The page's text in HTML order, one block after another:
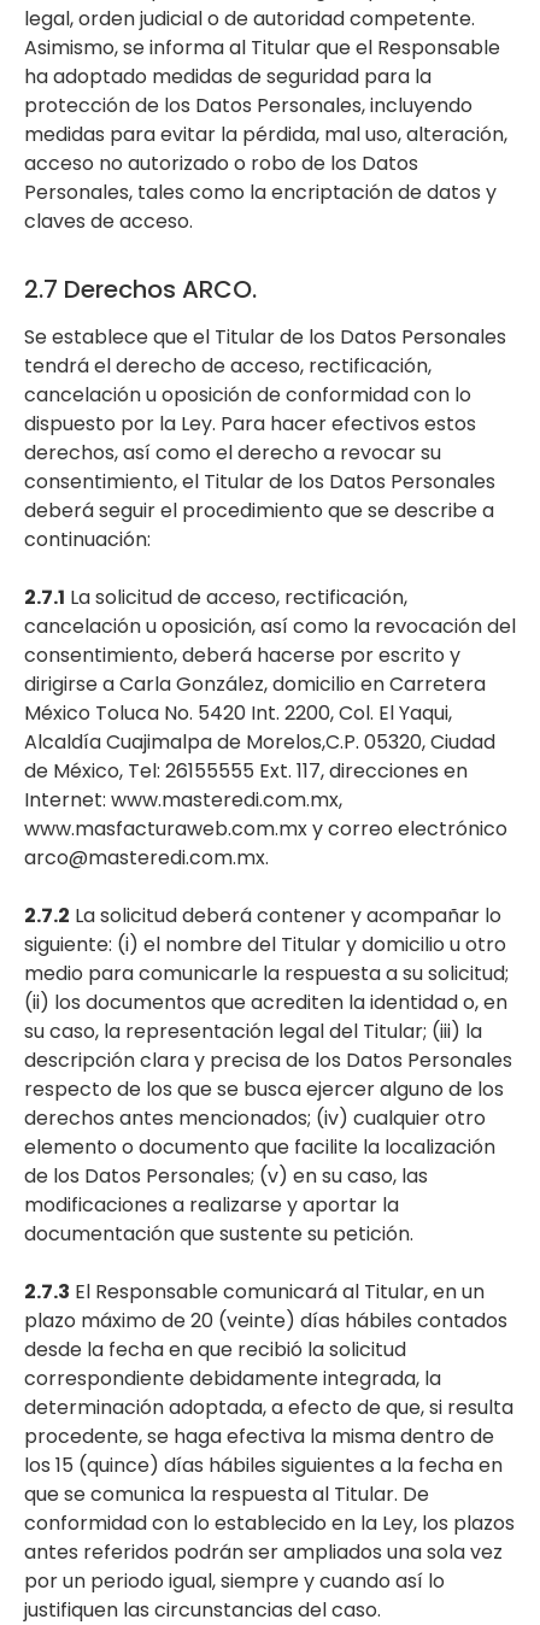
legal, orden judicial o de autoridad competente.
Asimismo, se informa al Titular que el Responsable
ha adoptado medidas de seguridad para la
protección de los Datos Personales, incluyendo
medidas para evitar la pérdida, mal uso, alteración,
acceso no autorizado o robo de los Datos
Personales, tales como la encriptación de datos y
claves de acceso.
2.7 Derechos ARCO.
Se establece que el Titular de los Datos Personales
tendrá el derecho de acceso, rectificación,
cancelación u oposición de conformidad con lo
dispuesto por la Ley. Para hacer efectivos estos
derechos, así como el derecho a revocar su
consentimiento, el Titular de los Datos Personales
deberá seguir el procedimiento que se describe a
continuación:
2.7.1 La solicitud de acceso, rectificación,
cancelación u oposición, así como la revocación del
consentimiento, deberá hacerse por escrito y
dirigirse a Carla González, domicilio en Carretera
México Toluca No. 5420 Int. 2200, Col. El Yaqui,
Alcaldía Cuajimalpa de Morelos,C.P. 05320, Ciudad
de México, Tel: 26155555 Ext. 117, direcciones en
Internet: www.masteredi.com.mx,
www.masfacturaweb.com.mx y correo electrónico
arco@masteredi.com.mx.
2.7.2 La solicitud deberá contener y acompañar lo
siguiente: (i) el nombre del Titular y domicilio u otro
medio para comunicarle la respuesta a su solicitud;
(ii) los documentos que acrediten la identidad o, en
su caso, la representación legal del Titular; (iii) la
descripción clara y precisa de los Datos Personales
respecto de los que se busca ejercer alguno de los
derechos antes mencionados; (iv) cualquier otro
elemento o documento que facilite la localización
de los Datos Personales; (v) en su caso, las
modificaciones a realizarse y aportar la
documentación que sustente su petición.
2.7.3 El Responsable comunicará al Titular, en un
plazo máximo de 20 (veinte) días hábiles contados
desde la fecha en que recibió la solicitud
correspondiente debidamente integrada, la
determinación adoptada, a efecto de que, si resulta
procedente, se haga efectiva la misma dentro de
los 15 (quince) días hábiles siguientes a la fecha en
que se comunica la respuesta al Titular. De
conformidad con lo establecido en la Ley, los plazos
antes referidos podrán ser ampliados una sola vez
por un periodo igual, siempre y cuando así lo
justifiquen las circunstancias del caso.